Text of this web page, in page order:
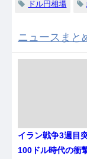
ドル円相場
ニュースまと
イラン戦争3週目
100ドル時代の衝